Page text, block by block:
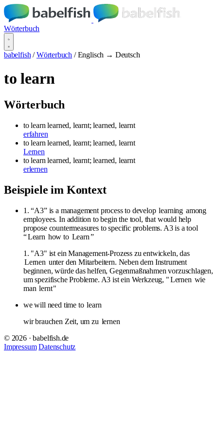
Wörterbuch
babelfish / Wörterbuch / Englisch → Deutsch
to learn
Wörterbuch
to learn learned, learnt; learned, learnt
erfahren
to learn learned, learnt; learned, learnt
Lernen
to learn learned, learnt; learned, learnt
erlernen
Beispiele im Kontext
1. “A3” is a management process to develop learning among
employees. In addition to begin the tool, that would help
propose countermeasures to specific problems. A3 is a tool
“Learn how to Learn”
1. "A3" ist ein Management-Prozess zu entwickeln, das
Lernen unter den Mitarbeitern. Neben dem Instrument
beginnen, würde das helfen, Gegenmaßnahmen vorzuschlagen,
um spezifische Probleme. A3 ist ein Werkzeug, "Lernen wie
man lernt"
we will need time to learn
wir brauchen Zeit, um zu lernen
© 2026 · babelfish.de
Impressum Datenschutz